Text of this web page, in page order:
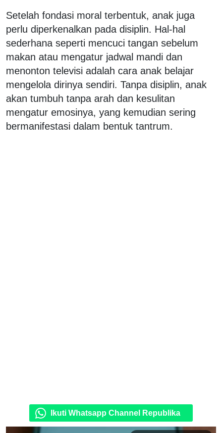
Setelah fondasi moral terbentuk, anak juga
perlu diperkenalkan pada disiplin. Hal-hal
sederhana seperti mencuci tangan sebelum
makan atau mengatur jadwal mandi dan
menonton televisi adalah cara anak belajar
mengelola dirinya sendiri. Tanpa disiplin, anak
akan tumbuh tanpa arah dan kesulitan
mengatur emosinya, yang kemudian sering
bermanifestasi dalam bentuk tantrum.
Ikuti Whatsapp Channel Republika